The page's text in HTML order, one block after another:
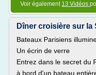
Voir également 13 Vidéos
Dîner croisière sur la
Bateaux Parisiens
Un écrin de verre
Entrez dans le secret du
à bord d'un bateau